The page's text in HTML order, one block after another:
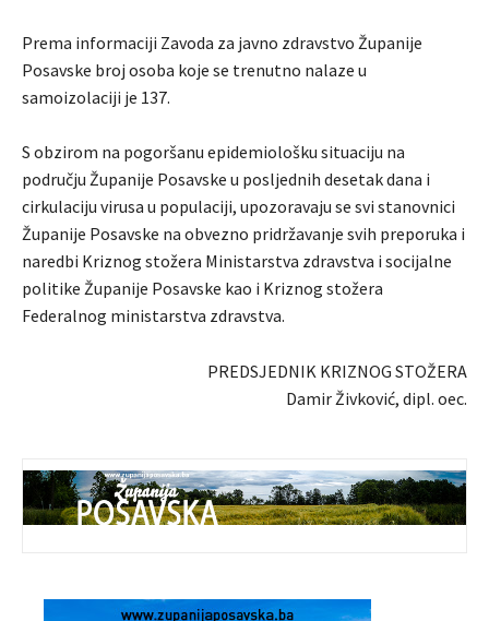
Prema informaciji Zavoda za javno zdravstvo Županije
Posavske broj osoba koje se trenutno nalaze u
samoizolaciji je 137.
S obzirom na pogoršanu epidemiološku situaciju na
području Županije Posavske u posljednih desetak dana i
cirkulaciju virusa u populaciji, upozoravaju se svi stanovnici
Županije Posavske na obvezno pridržavanje svih preporuka i
naredbi Kriznog stožera Ministarstva zdravstva i socijalne
politike Županije Posavske kao i Kriznog stožera
Federalnog ministarstva zdravstva.
PREDSJEDNIK KRIZNOG STOŽERA
Damir Živković, dipl. oec.